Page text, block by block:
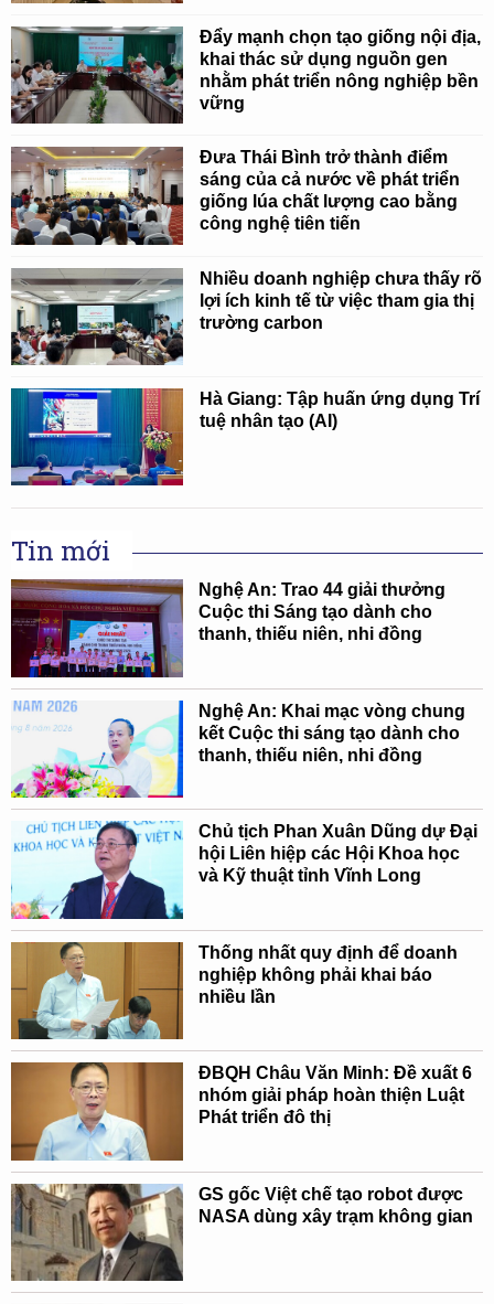
Đẩy mạnh chọn tạo giống nội địa,
khai thác sử dụng nguồn gen
nhằm phát triển nông nghiệp bền
vững
Đưa Thái Bình trở thành điểm
sáng của cả nước về phát triển
giống lúa chất lượng cao bằng
công nghệ tiên tiến
Nhiều doanh nghiệp chưa thấy rõ
lợi ích kinh tế từ việc tham gia thị
trường carbon
Hà Giang: Tập huấn ứng dụng Trí
tuệ nhân tạo (AI)
Tin mới
Nghệ An: Trao 44 giải thưởng
Cuộc thi Sáng tạo dành cho
thanh, thiếu niên, nhi đồng
Nghệ An: Khai mạc vòng chung
kết Cuộc thi sáng tạo dành cho
thanh, thiếu niên, nhi đồng
Chủ tịch Phan Xuân Dũng dự Đại
hội Liên hiệp các Hội Khoa học
và Kỹ thuật tỉnh Vĩnh Long
Thống nhất quy định để doanh
nghiệp không phải khai báo
nhiều lần
ĐBQH Châu Văn Minh: Đề xuất 6
nhóm giải pháp hoàn thiện Luật
Phát triển đô thị
GS gốc Việt chế tạo robot được
NASA dùng xây trạm không gian